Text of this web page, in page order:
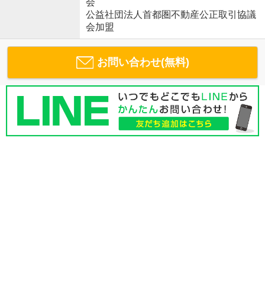
公益社団法人首都圏不動産公正取引協議
会加盟
お問い合わせ(無料)